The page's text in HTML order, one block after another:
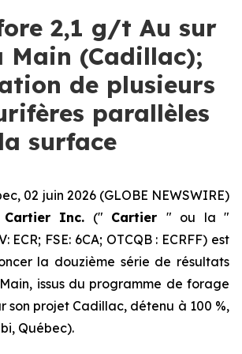
2,1 g/t Au sur
Main (Cadillac);
de plusieurs
parallèles
surface
02 juin 2026 (GLOBE NEWSWIRE)
Cartier Inc. (″ Cartier ″ ou la ″
ECR; FSE: 6CA; OTCQB : ECRFF) est
la douzième série de résultats
issus du programme de forage
son projet Cadillac, détenu à 100 %,
Québec).